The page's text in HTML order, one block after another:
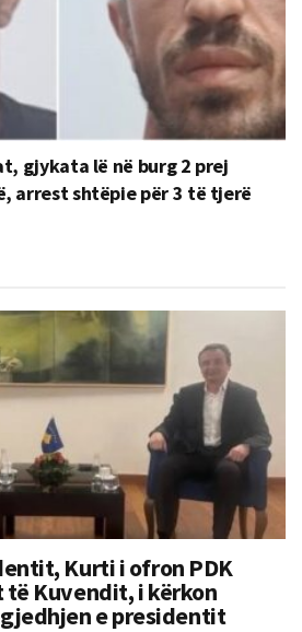
gjykata lë në burg 2 prej
arrest shtëpie për 3 të tjerë
Kurti i ofron PDK
Kuvendit, i kërkon
e presidentit